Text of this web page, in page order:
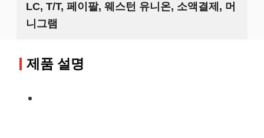
LC, T/T, 페이팔, 웨스턴 유니온, 소액결제, 머
니그램
제품 설명